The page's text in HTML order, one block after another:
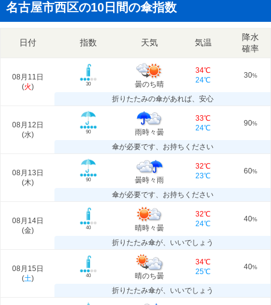
名古屋市西区の10日間の傘指数
日付 指数 天気 気温
降水
確率
08月11日
(火) 30 曇のち晴
34℃
24℃
30%
折りたたみの傘があれば、安心
08月12日
(水) 90 雨時々曇
33℃
24℃
90%
傘が必要です、お持ちください
08月13日
(木) 90 曇時々雨
32℃
23℃
60%
傘が必要です、お持ちください
08月14日
(金) 40 晴時々曇
32℃
24℃
40%
折りたたみ傘が、いいでしょう
08月15日
(土) 40 晴のち曇
34℃
25℃
40%
折りたたみ傘が、いいでしょう